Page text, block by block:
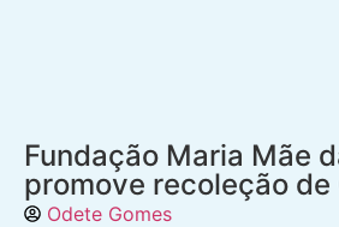
Fundação Maria Mãe
promove recoleção de
Odete Gomes